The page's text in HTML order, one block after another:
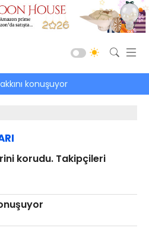
konuşuyor
korudu. Takipçileri